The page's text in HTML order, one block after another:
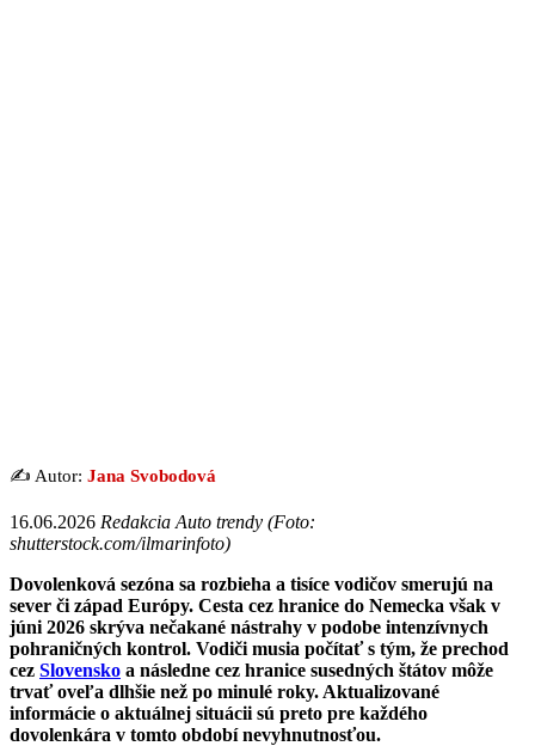
✍️ Autor: Jana Svobodová
16.06.2026 Redakcia Auto trendy (Foto:
shutterstock.com/ilmarinfoto)
Dovolenková sezóna sa rozbieha a tisíce vodičov smerujú na
sever či západ Európy. Cesta cez hranice do Nemecka však v
júni 2026 skrýva nečakané nástrahy v podobe intenzívnych
pohraničných kontrol. Vodiči musia počítať s tým, že prechod
cez Slovensko a následne cez hranice susedných štátov môže
trvať oveľa dlhšie než po minulé roky. Aktualizované
informácie o aktuálnej situácii sú preto pre každého
dovolenkára v tomto období nevyhnutnosťou.